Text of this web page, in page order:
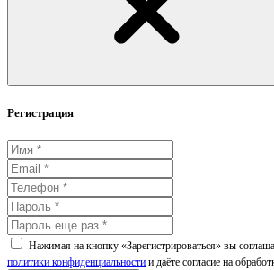
Регистрация
Нажимая на кнопку «Зарегистрироваться» вы
политики конфиденциальности и даёте согласие на